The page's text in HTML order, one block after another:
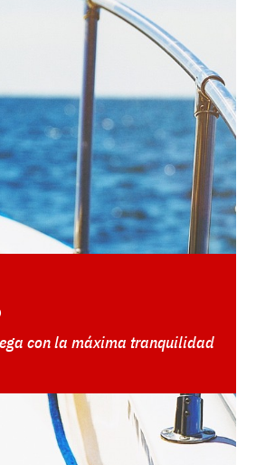
con la máxima tranquilidad